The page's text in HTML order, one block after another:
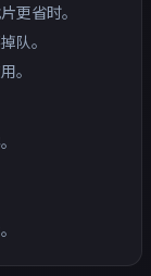
更省时。
队。
。